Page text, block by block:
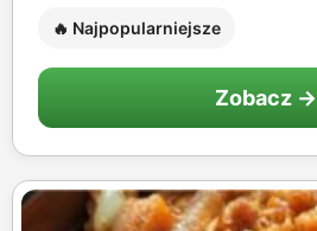
🔥 Najpopularniejsze
Zobacz →